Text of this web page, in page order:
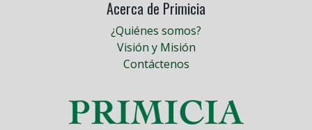
Acerca de Primicia
¿Quiénes somos?
Visión y Misión
Contáctenos